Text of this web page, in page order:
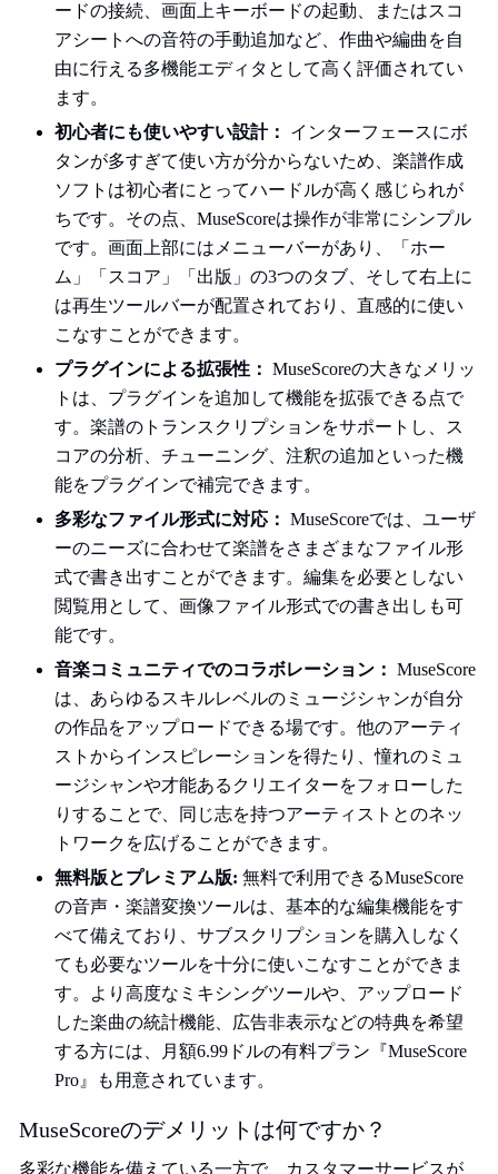
ードの接続、画面上キーボードの起動、またはスコ
アシートへの音符の手動追加など、作曲や編曲を自
由に行える多機能エディタとして高く評価されてい
ます。
初心者にも使いやすい設計：
インターフェースにボ
タンが多すぎて使い方が分からないため、楽譜作成
ソフトは初心者にとってハードルが高く感じられが
ちです。その点、MuseScoreは操作が非常にシンプル
です。画面上部にはメニューバーがあり、「ホー
ム」「スコア」「出版」の3つのタブ、そして右上に
は再生ツールバーが配置されており、直感的に使い
こなすことができます。
プラグインによる拡張性： MuseScoreの大きなメリッ
トは、プラグインを追加して機能を拡張できる点で
す。楽譜のトランスクリプションをサポートし、ス
コアの分析、チューニング、注釈の追加といった機
能をプラグインで補完できます。
多彩なファイル形式に対応： MuseScoreでは、ユーザ
ーのニーズに合わせて楽譜をさまざまなファイル形
式で書き出すことができます。編集を必要としない
閲覧用として、画像ファイル形式での書き出しも可
能です。
音楽コミュニティでのコラボレーション： MuseScore
は、あらゆるスキルレベルのミュージシャンが自分
の作品をアップロードできる場です。他のアーティ
ストからインスピレーションを得たり、憧れのミュ
ージシャンや才能あるクリエイターをフォローした
りすることで、同じ志を持つアーティストとのネッ
トワークを広げることができます。
無料版とプレミアム版: 無料で利用できるMuseScore
の音声・楽譜変換ツールは、基本的な編集機能をす
べて備えており、サブスクリプションを購入しなく
ても必要なツールを十分に使いこなすことができま
す。より高度なミキシングツールや、アップロード
した楽曲の統計機能、広告非表示などの特典を希望
する方には、月額6.99ドルの有料プラン『MuseScore
Pro』も用意されています。
MuseScoreのデメリットは何ですか？
多彩な機能を備えている一方で、カスタマーサービスが